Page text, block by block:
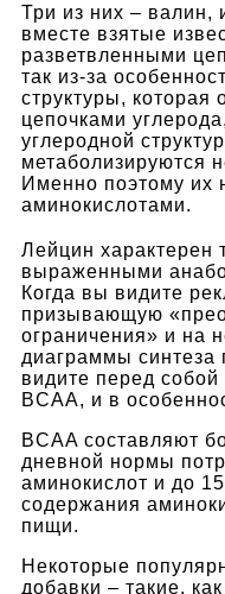
Три из них – валин,
вместе взятые
разветвленными
так из-за
структуры, которая
цепочками
углеродной
метаболизируются
Именно поэтому
аминокислотами.
Лейцин характерен
выраженными
Когда вы видите
призывающую
ограничения» и на
диаграммы
видите перед
BCAA, и в
BCAA составляют
дневной нормы
аминокислот и до
содержания
пищи.
Некоторые
добавки – такие,